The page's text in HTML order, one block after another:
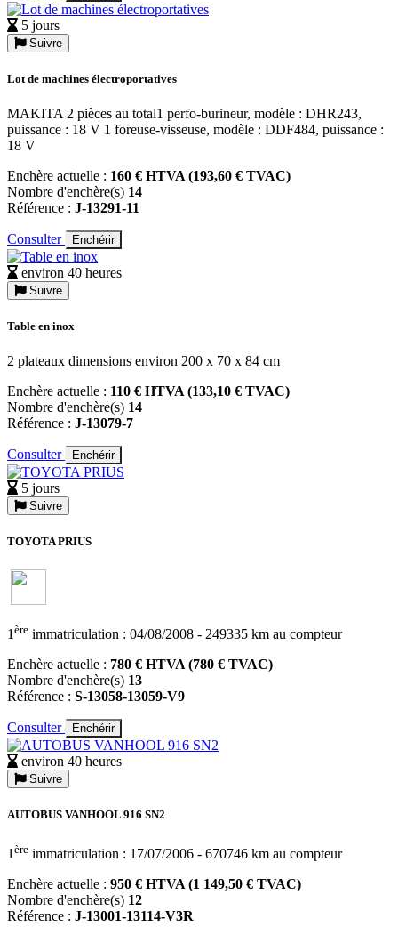
5 jours
Suivre
Lot de machines électroportatives
MAKITA 2 pièces au total1 perfo-burineur, modèle : DHR243,
puissance : 18 V 1 foreuse-visseuse, modèle : DDF484, puissance :
18 V
Enchère actuelle : 160 € HTVA (193,60 € TVAC)
Nombre d'enchère(s) 14
Référence : J-13291-11
Consulter Enchérir
environ 40 heures
Suivre
Table en inox
2 plateaux dimensions environ 200 x 70 x 84 cm
Enchère actuelle : 110 € HTVA (133,10 € TVAC)
Nombre d'enchère(s) 14
Référence : J-13079-7
Consulter Enchérir
5 jours
Suivre
TOYOTA PRIUS
1 ère immatriculation : 04/08/2008 - 249335 km au compteur
Enchère actuelle : 780 € HTVA (780 € TVAC)
Nombre d'enchère(s) 13
Référence : S-13058-13059-V9
Consulter Enchérir
environ 40 heures
Suivre
AUTOBUS VANHOOL 916 SN2
1 ère immatriculation : 17/07/2006 - 670746 km au compteur
Enchère actuelle : 950 € HTVA (1 149,50 € TVAC)
Nombre d'enchère(s) 12
Référence : J-13001-13114-V3R